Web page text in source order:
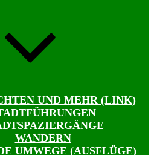
UND MEHR (LINK)
WANDERN
UMWEGE (AUSFLÜGE)